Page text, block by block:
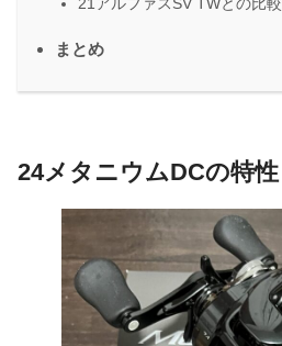
まとめ
24メタニウムDCの特性